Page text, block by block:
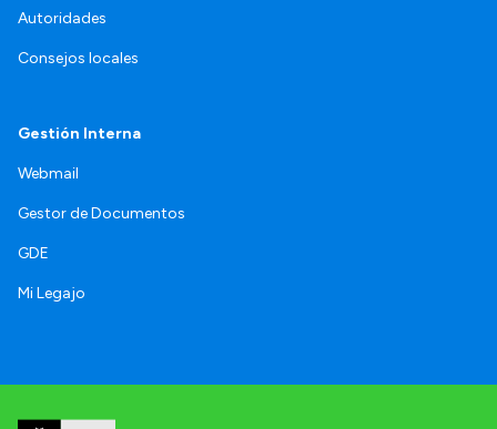
Autoridades
Consejos locales
Gestión Interna
Webmail
Gestor de Documentos
GDE
Mi Legajo